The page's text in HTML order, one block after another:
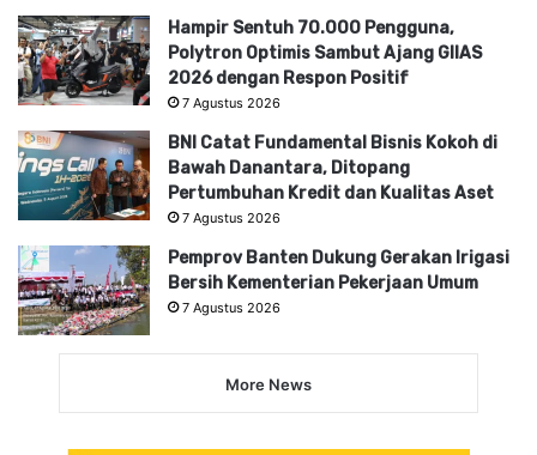
Hampir Sentuh 70.000 Pengguna,
Polytron Optimis Sambut Ajang GIIAS
2026 dengan Respon Positif
7 Agustus 2026
BNI Catat Fundamental Bisnis Kokoh di
Bawah Danantara, Ditopang
Pertumbuhan Kredit dan Kualitas Aset
7 Agustus 2026
Pemprov Banten Dukung Gerakan Irigasi
Bersih Kementerian Pekerjaan Umum
7 Agustus 2026
More News